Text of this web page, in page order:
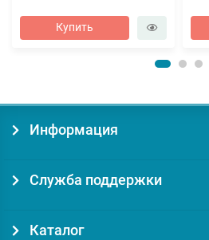
Купить
Информация
Служба поддержки
Каталог